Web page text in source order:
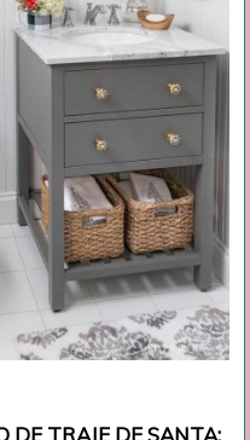
DE TRAJE DE SANTA: